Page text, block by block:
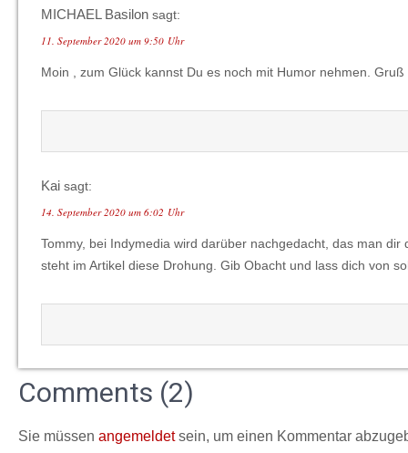
MICHAEL Basilon sagt:
11. September 2020 um 9:50 Uhr
Moin , zum Glück kannst Du es noch mit Humor nehmen. Gruß
Kai sagt:
14. September 2020 um 6:02 Uhr
Tommy, bei Indymedia wird darüber nachgedacht, das man
steht im Artikel diese Drohung. Gib Obacht und lass dich von
Comments (2)
Sie müssen angemeldetsein, um einen Kommentar